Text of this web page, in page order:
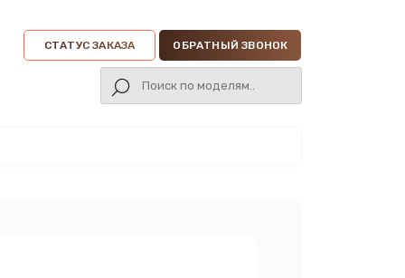
СТАТУС ЗАКАЗА ОБРАТНЫЙ ЗВОНОК